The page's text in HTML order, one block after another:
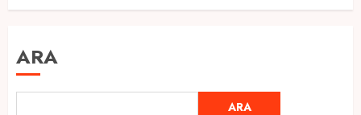
ARA
ARA